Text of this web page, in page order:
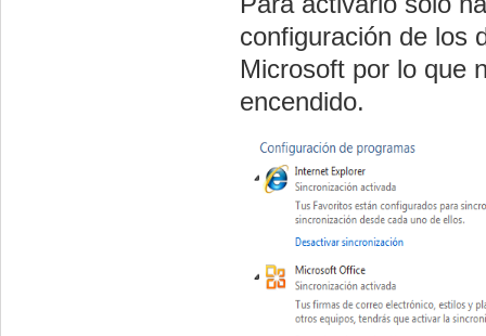
configuración de los
Microsoft por lo que
encendido.